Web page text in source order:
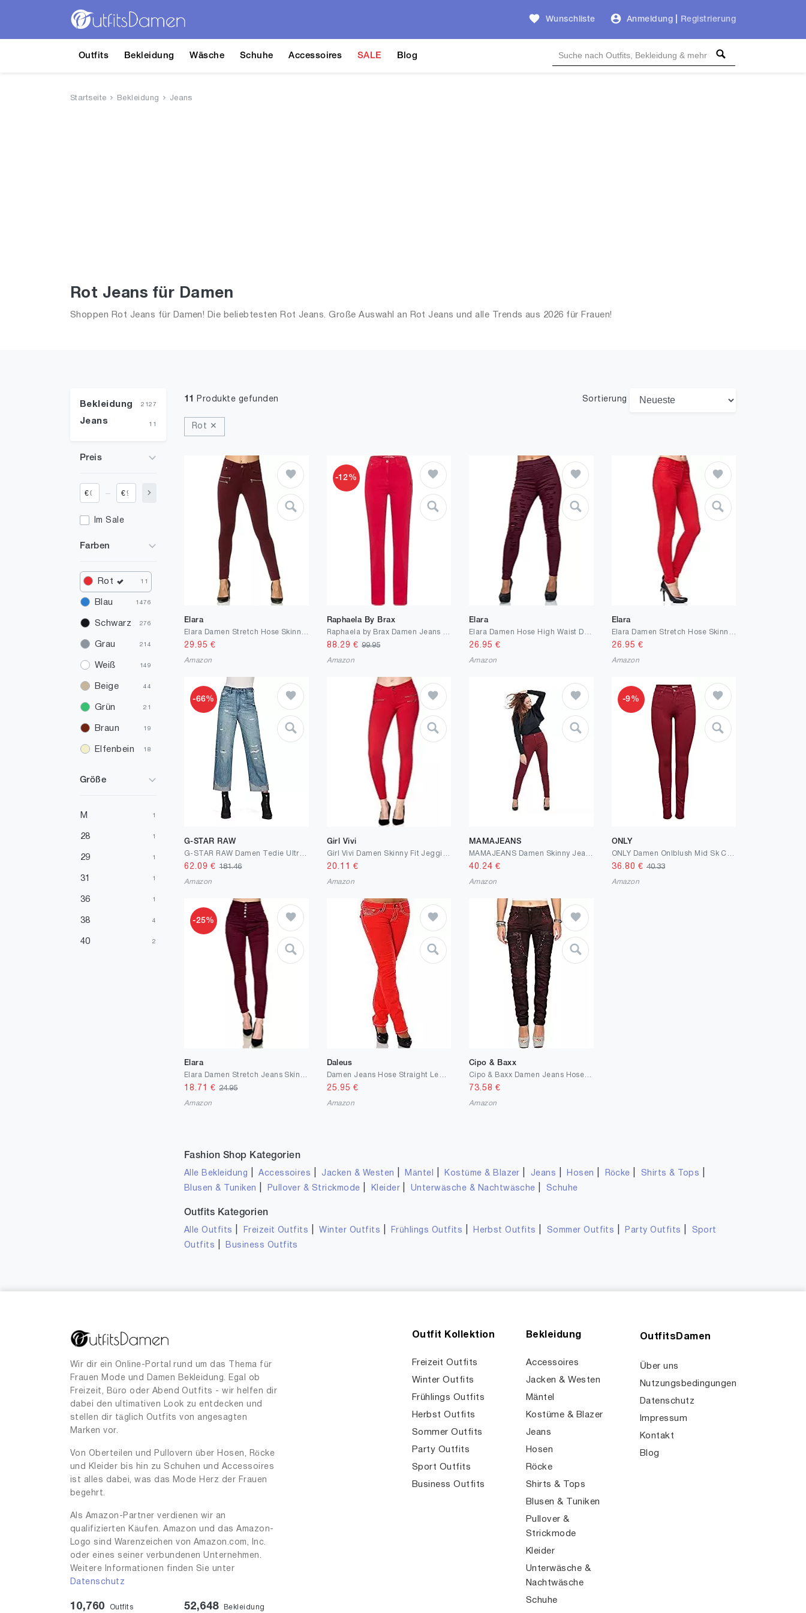
Wunschliste Anmeldung Registrierung
Outfits Bekleidung Wäsche Schuhe Accessoires SALE Blog
Startseite Bekleidung Jeans
Rot Jeans für Damen
Shoppen Rot Jeans für Damen! Die beliebtesten Rot Jeans. Große Auswahl an Rot Jeans und alle Trends aus 2026 für Frauen!
Bekleidung 2127
Jeans 11
Preis
€ €
Im Sale
Farben
Rot 11
Blau 1476
Schwarz 276
Grau 214
Weiß 149
Beige 44
Grün 21
Braun 19
Elfenbein 18
Größe
M 1
28 1
29 1
31 1
36 1
38 4
40 2
11 Produkte gefunden Sortierung
Rot ✕
Elara
29.95 €
Amazon
-12%
Raphaela By Brax
88.29 € 99.95
Amazon
Elara
26.95 €
Amazon
Elara
26.95 €
Amazon
-66%
G-STAR RAW
G-STAR RAW Damen Tedie Ultra High STR Tu Rp Ankle Wmn Jeans
62.09 €181.46
Amazon
Girl Vivi
20.11 €
Amazon
MAMAJEANS
40.24 €
Amazon
-9%
ONLY
36.80 € 40.33
Amazon
-25%
Elara
18.71 €24.95
Amazon
Daleus
25.95 €
Amazon
Cipo & Baxx
73.58 €
Amazon
Fashion Shop Kategorien
Alle Bekleidung |Accessoires Jacken & Westen Mäntel Kostüme & Blazer Jeans Hosen Röcke Shirts & Tops
Blusen & Tuniken Pullover & Strickmode Kleider Unterwäsche & Nachtwäsche Schuhe
Outfits Kategorien
Alle Outfits Freizeit Outfits |Winter Outfits Frühlings Outfits Herbst Outfits Sommer Outfits Party Outfits
Sport
Outfits
Business Outfits
Wir dir ein Online-Portal rund um das Thema für
Frauen Mode und Damen Bekleidung. Egal ob
Freizeit, Büro oder Abend Outfits - wir helfen dir
dabei den ultimativen Look zu entdecken und
stellen dir täglich Outfits von angesagten
Marken vor.
Von Oberteilen und Pullovern über Hosen, Röcke
und Kleider bis hin zu Schuhen und Accessoires
ist alles dabei, was das Mode Herz der Frauen
begehrt.
Als Amazon-Partner verdienen wir an
qualifizierten Käufen. Amazon und das Amazon-
Logo sind Warenzeichen von Amazon.com, Inc.
oder eines seiner verbundenen Unternehmen.
Weitere Informationen finden Sie unter
Datenschutz
10,760 Outfits 52,648 Bekleidung
Outfit Kollektion
Freizeit Outfits
Winter Outfits
Frühlings Outfits
Herbst Outfits
Sommer Outfits
Party Outfits
Sport Outfits
Business Outfits
Bekleidung
Accessoires
Jacken & Westen
Mäntel
Kostüme & Blazer
Jeans
Hosen
Röcke
Shirts & Tops
Blusen & Tuniken
Pullover &
Strickmode
Kleider
Unterwäsche &
Nachtwäsche
Schuhe
OutfitsDamen
Über uns
Nutzungsbedingungen
Datenschutz
Impressum
Kontakt
Blog